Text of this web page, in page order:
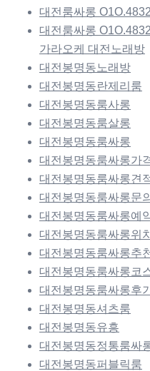
대전룸싸롱
대전룸싸롱
가라오케 대전노래방
대전봉명동노래방
대전봉명동란제리룸
대전봉명동룸사롱
대전봉명동룸살롱
대전봉명동룸싸롱
대전봉명동룸싸롱가
대전봉명동룸싸롱견
대전봉명동룸싸롱문의
대전봉명동룸싸롱예
대전봉명동룸싸롱위치
대전봉명동룸싸롱추
대전봉명동룸싸롱코
대전봉명동룸싸롱후기
대전봉명동셔츠룸
대전봉명동유흥
대전봉명동정통룸싸
대전봉명동퍼블릭룸